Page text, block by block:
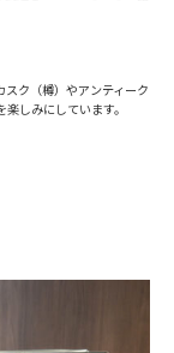
ク（樽）やアンティーク
しみにしています。